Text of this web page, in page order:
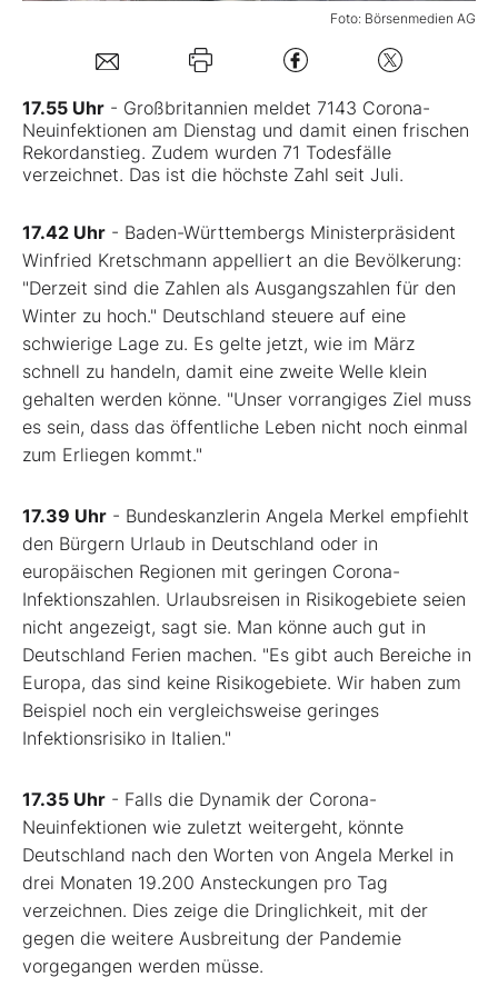
Mein Konto
Folgen Sie uns
Foto: Börsenmedien AG
17.55 Uhr - Großbritannien meldet 7143 Corona-
Neuinfektionen am Dienstag und damit einen frischen
Rekordanstieg. Zudem wurden 71 Todesfälle
verzeichnet. Das ist die höchste Zahl seit Juli.
17.42 Uhr - Baden-Württembergs Ministerpräsident
Winfried Kretschmann appelliert an die Bevölkerung:
"Derzeit sind die Zahlen als Ausgangszahlen für den
Winter zu hoch." Deutschland steuere auf eine
schwierige Lage zu. Es gelte jetzt, wie im März
schnell zu handeln, damit eine zweite Welle klein
gehalten werden könne. "Unser vorrangiges Ziel muss
es sein, dass das öffentliche Leben nicht noch einmal
zum Erliegen kommt."
17.39 Uhr - Bundeskanzlerin Angela Merkel empfiehlt
den Bürgern Urlaub in Deutschland oder in
europäischen Regionen mit geringen Corona-
Infektionszahlen. Urlaubsreisen in Risikogebiete seien
nicht angezeigt, sagt sie. Man könne auch gut in
Deutschland Ferien machen. "Es gibt auch Bereiche in
Europa, das sind keine Risikogebiete. Wir haben zum
Beispiel noch ein vergleichsweise geringes
Infektionsrisiko in Italien."
17.35 Uhr - Falls die Dynamik der Corona-
Neuinfektionen wie zuletzt weitergeht, könnte
Deutschland nach den Worten von Angela Merkel in
drei Monaten 19.200 Ansteckungen pro Tag
verzeichnen. Dies zeige die Dringlichkeit, mit der
gegen die weitere Ausbreitung der Pandemie
vorgegangen werden müsse.